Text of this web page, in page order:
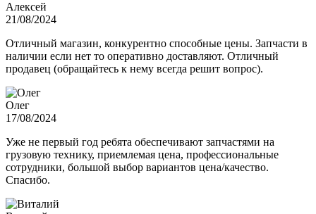
Алексей
21/08/2024
Отличный магазин, конкурентно способные цены. Запчасти в
наличии если нет то оперативно доставляют. Отличный
продавец (обращайтесь к нему всегда решит вопрос).
Олег
17/08/2024
Уже не первый год ребята обеспечивают запчастями на
грузовую технику, приемлемая цена, профессиональные
сотрудники, большой выбор вариантов цена/качество.
Спасибо.